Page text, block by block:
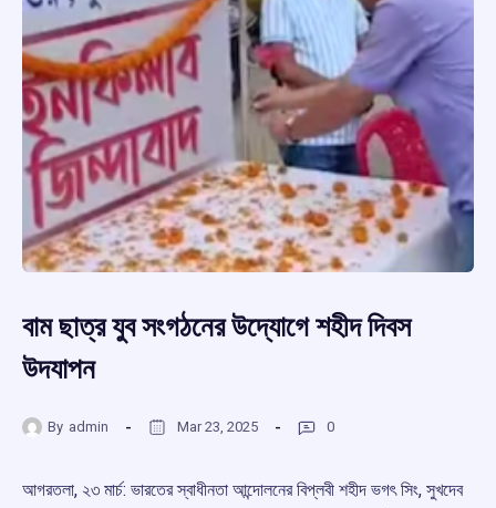
বাম ছাত্র যুব সংগঠনের উদ্যোগে শহীদ দিবস
উদযাপন
By admin Mar 23, 2025 0
আগরতলা, ২৩ মার্চ: ভারতের স্বাধীনতা আন্দোলনের বিপ্লবী শহীদ ভগৎ সিং, সুখদেব